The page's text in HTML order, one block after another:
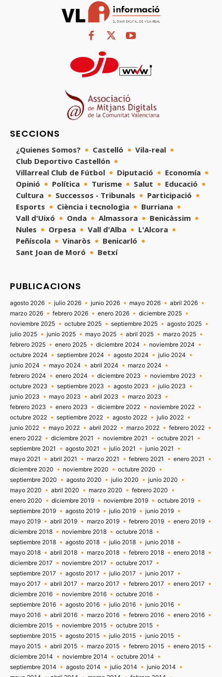
SECCIONS
¿Quienes Somos? Castelló
Vila-real
Club Deportivo Castellón
Villarreal Club de Fútbol
Diputació
Economía
Opinió
Política Turisme Salut
Educació
Cultura
Successos - Tribunals
Participació
Esports
Ciència i tecnologia
Burriana
Vall d'Uixó
Onda Almassora
Benicàssim
Nules
Orpesa Vall d'Alba
L'Alcora
Peñíscola
Vinaròs
Benicarló
Sant Joan de Moró
Betxí
PUBLICACIONS
agosto 2026 julio 2026 junio 2026 mayo 2026
abril 2026
marzo 2026
febrero 2026 enero 2026
diciembre 2025
noviembre 2025
octubre 2025 septiembre 2025
agosto 2025
julio 2025
junio 2025 mayo 2025 abril 2025
marzo 2025
febrero 2025
enero 2025 diciembre 2024
noviembre 2024
octubre 2024
septiembre 2024 agosto 2024
julio 2024
junio 2024
mayo 2024 abril 2024
marzo 2024
febrero 2024
enero 2024 diciembre 2023
noviembre 2023
octubre 2023
septiembre 2023 agosto 2023
julio 2023
junio 2023
mayo 2023 abril 2023
marzo 2023
febrero 2023
enero 2023 diciembre 2022
noviembre 2022
octubre 2022
septiembre 2022 agosto 2022
julio 2022
junio 2022
mayo 2022 abril 2022 marzo 2022
febrero 2022
enero 2022
diciembre 2021 noviembre 2021
octubre 2021
septiembre 2021
agosto 2021 julio 2021
junio 2021
mayo 2021
abril 2021 marzo 2021 febrero 2021
enero 2021
diciembre 2020
noviembre 2020
octubre 2020
septiembre 2020
agosto 2020 julio 2020
junio 2020
mayo 2020
abril 2020 marzo 2020
febrero 2020
enero 2020
diciembre 2019 noviembre 2019
octubre 2019
septiembre 2019
agosto 2019 julio 2019
junio 2019
mayo 2019
abril 2019 marzo 2019 febrero 2019
enero 2019
diciembre 2018
noviembre 2018
octubre 2018
septiembre 2018
agosto 2018 julio 2018
junio 2018
mayo 2018
abril 2018 marzo 2018 febrero 2018
enero 2018
diciembre 2017
noviembre 2017
octubre 2017
septiembre 2017
agosto 2017 julio 2017
junio 2017
mayo 2017
abril 2017 marzo 2017 febrero 2017
enero 2017
diciembre 2016
noviembre 2016
octubre 2016
septiembre 2016
agosto 2016 julio 2016
junio 2016
mayo 2016
abril 2016 marzo 2016 febrero 2016
enero 2016
diciembre 2015
noviembre 2015
octubre 2015
septiembre 2015
agosto 2015 julio 2015
junio 2015
mayo 2015
abril 2015 marzo 2015 febrero 2015
enero 2015
diciembre 2014
noviembre 2014
octubre 2014
septiembre 2014
agosto 2014 julio 2014
junio 2014